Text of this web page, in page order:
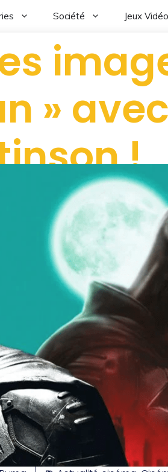
Société Jeux Vidéo
»
!